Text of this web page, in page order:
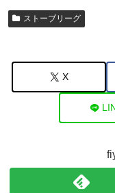
ストーブリーグ
X